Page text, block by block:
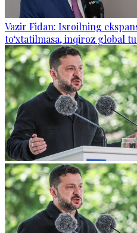
Vazir Fidan: Isroilning
to‘xtatilmasa, inqiroz global